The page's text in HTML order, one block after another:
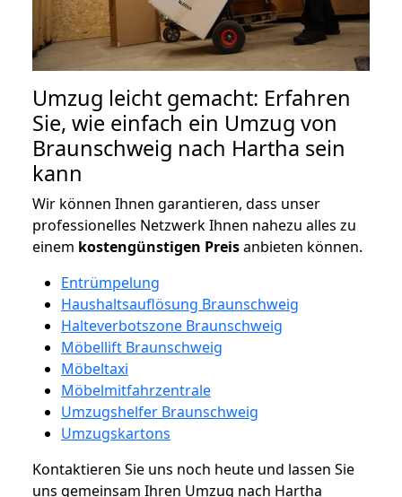
Umzug leicht gemacht: Erfahren
Sie, wie einfach ein Umzug von
Braunschweig nach Hartha sein
kann
Wir können Ihnen garantieren, dass unser
professionelles Netzwerk Ihnen nahezu alles zu
einem kostengünstigen Preisanbieten können.
Entrümpelung
Haushaltsauflösung Braunschweig
Halteverbotszone Braunschweig
Möbellift Braunschweig
Möbeltaxi
Möbelmitfahrzentrale
Umzugshelfer Braunschweig
Umzugskartons
Kontaktieren Sie uns noch heute und lassen Sie
uns gemeinsam Ihren Umzug nach Hartha